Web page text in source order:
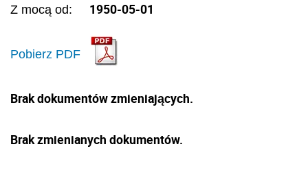
Z mocą od: 1950-05-01
Pobierz PDF
Brak dokumentów zmieniających.
Brak zmienianych dokumentów.